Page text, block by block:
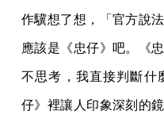
作驥想了想，「官方說
應該是《忠仔》吧。《
不思考，我直接判斷什
仔》裡讓人印象深刻的